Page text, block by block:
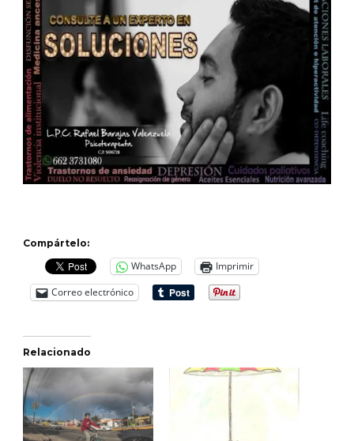
Compártelo:
WhatsApp
Imprimir
Correo electrónico
Relacionado